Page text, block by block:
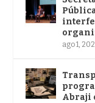
ago 1,
Abraji